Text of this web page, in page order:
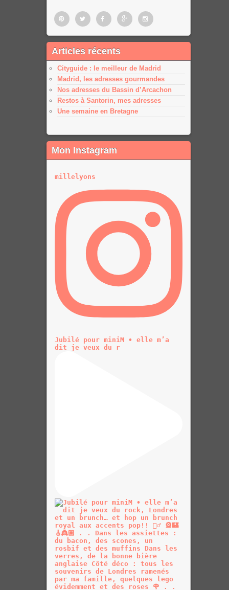
PinterestTwitter FacebookGoogle
plus
Google
Articles récents
Cityguide : le meilleur de Madrid
Madrid, les adresses gourmandes
Nos adresses du Bassin d’Arcachon
Restos à Santorin, mes adresses
Une semaine en Bretagne
Mon Instagram
millelyons
Jubilé pour miniM • elle m’a
dit je veux du r